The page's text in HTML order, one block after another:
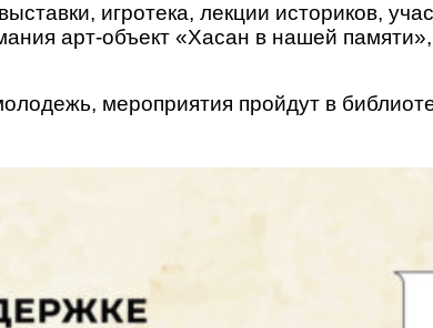
игротека, лекции историков,
арт-объект «Хасан в нашей
мероприятия пройдут в